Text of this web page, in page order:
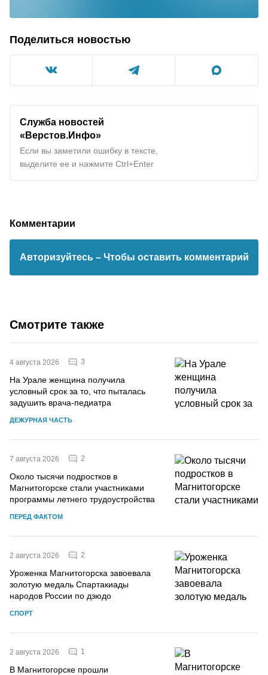
Поделиться новостью
Служба новостей
«Верстов.Инфо»
Если вы заметили ошибку в тексте,
выделите ее и нажмите Ctrl+Enter
Комментарии
Авторизуйтесь – Чтобы оставить комментарий
Смотрите также
4 августа 2026 3
На Урале женщина получила
условный срок за то, что пыталась
задушить врача-педиатра
ДЕЖУРНАЯ ЧАСТЬ
7 августа 2026 2
Около тысячи подростков в
Магнитогорске стали участниками
программы летнего трудоустройства
ПЕРЕД ФАКТОМ
2 августа 2026 2
Уроженка Магнитогорска завоевала
золотую медаль Спартакиады
народов России по дзюдо
СПОРТ
2 августа 2026 1
В Магнитогорске прошли